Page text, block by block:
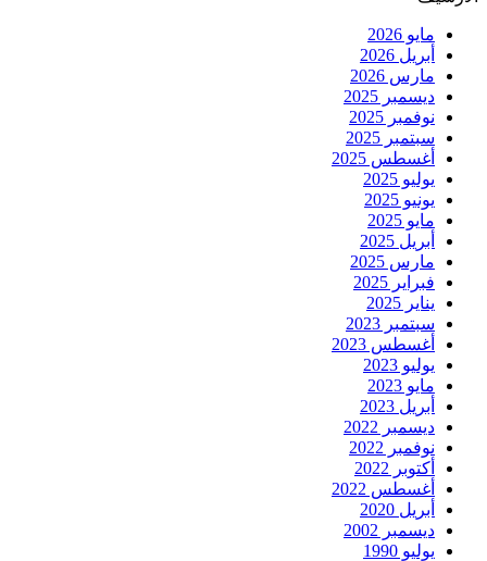
مايو 2026
أبريل 2026
مارس 2026
ديسمبر 2025
نوفمبر 2025
سبتمبر 2025
أغسطس 2025
يوليو 2025
يونيو 2025
مايو 2025
أبريل 2025
مارس 2025
فبراير 2025
يناير 2025
سبتمبر 2023
أغسطس 2023
يوليو 2023
مايو 2023
أبريل 2023
ديسمبر 2022
نوفمبر 2022
أكتوبر 2022
أغسطس 2022
أبريل 2020
ديسمبر 2002
يوليو 1990